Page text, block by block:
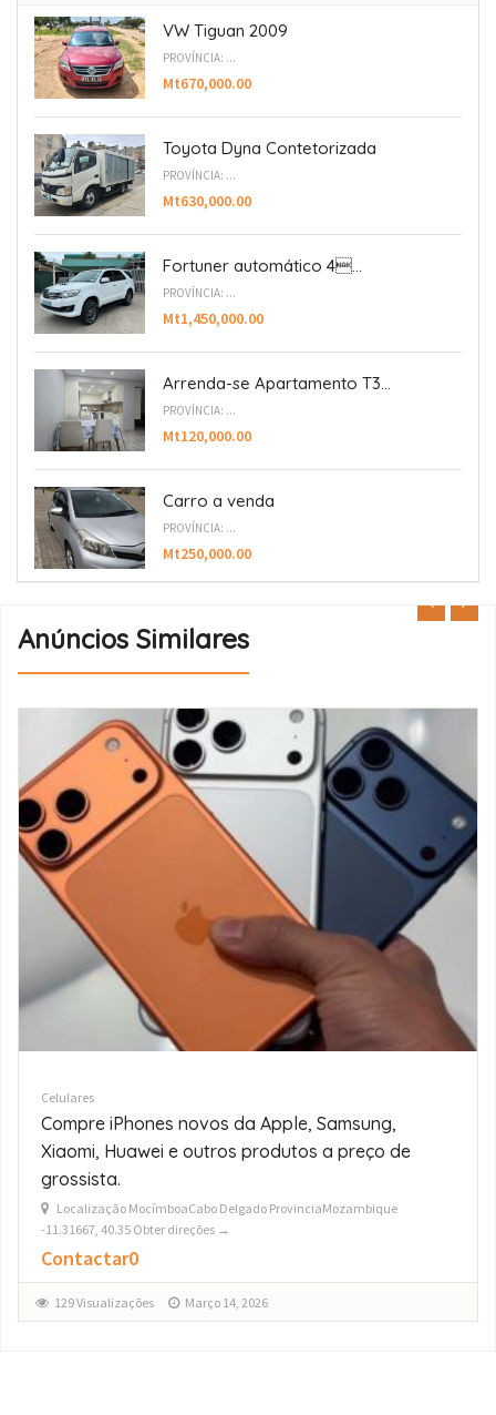
VW Tiguan 2009
PROVÍNCIA: ...
Mt670,000.00
Toyota Dyna Contetorizada
PROVÍNCIA: ...
Mt630,000.00
Fortuner automático 4...
PROVÍNCIA: ...
Mt1,450,000.00
Arrenda-se Apartamento T3...
PROVÍNCIA: ...
Mt120,000.00
Carro a venda
PROVÍNCIA: ...
Mt250,000.00
Anúncios Similares
Celulares
Fornecedores Grossistas de iPhone
17/16/15/14/13 Pro Max
Localização St.andrew36803KaTembeMaputo - CidadeMozambique
-26.02985, 32.53204 Obter direções →
$0